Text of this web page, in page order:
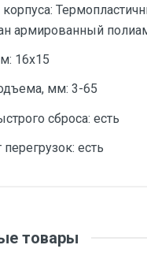
армированный
16x15
мм: 3-65
сброса: есть
есть
товары